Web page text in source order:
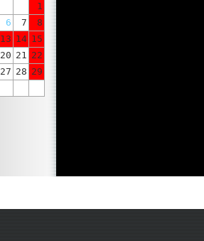
1
6 7
8
13 14 15
20 21 22
27 28 29